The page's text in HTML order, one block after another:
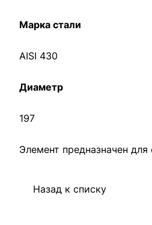
Марка стали
AISI 430
Диаметр
197
Элемент предназначен
Назад к списку